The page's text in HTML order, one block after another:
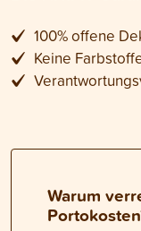
100% offene
Keine
Warum